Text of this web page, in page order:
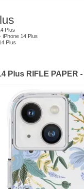
Plus
iPhone 14 Plus
Plus
Plus RIFLE